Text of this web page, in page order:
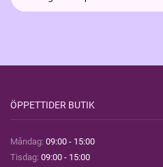
ÖPPETTIDER BUTIK
Måndag: 09:00 - 15:00
Tisdag: 09:00 - 15:00